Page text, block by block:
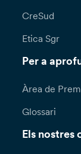
CreSud
Etica Sgr
Per a
Àrea de
Glossari
Els